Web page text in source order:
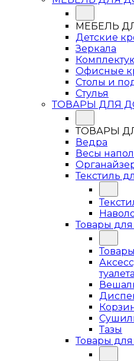
МЕБЕЛЬ
Детские
Зеркала
Офисные
Столы и
Стулья
ТОВАРЫ ДЛЯ
ТОВАРЫ
Ведра
Весы
Текстиль
Товары для
туалета
Тазы
Товары